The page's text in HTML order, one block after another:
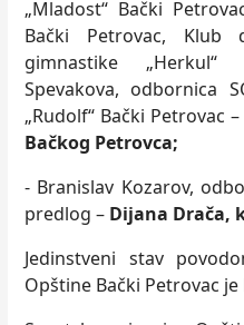
„Mladost“ Bački
Bački Petrovac, Klub
gimnastike „Herkul“
Spevakova, odbornica
„Rudolf“ Bački Petrovac
Bačkog Petrovca;
- Branislav Kozarov,
predlog – Dijana Drača,
Jedinstveni stav
Opštine Bački Petrovac je